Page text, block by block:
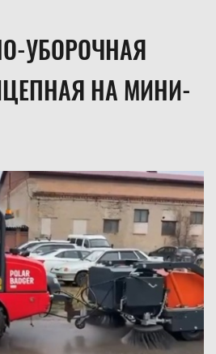
УБОРОЧНАЯ
НА МИНИ-